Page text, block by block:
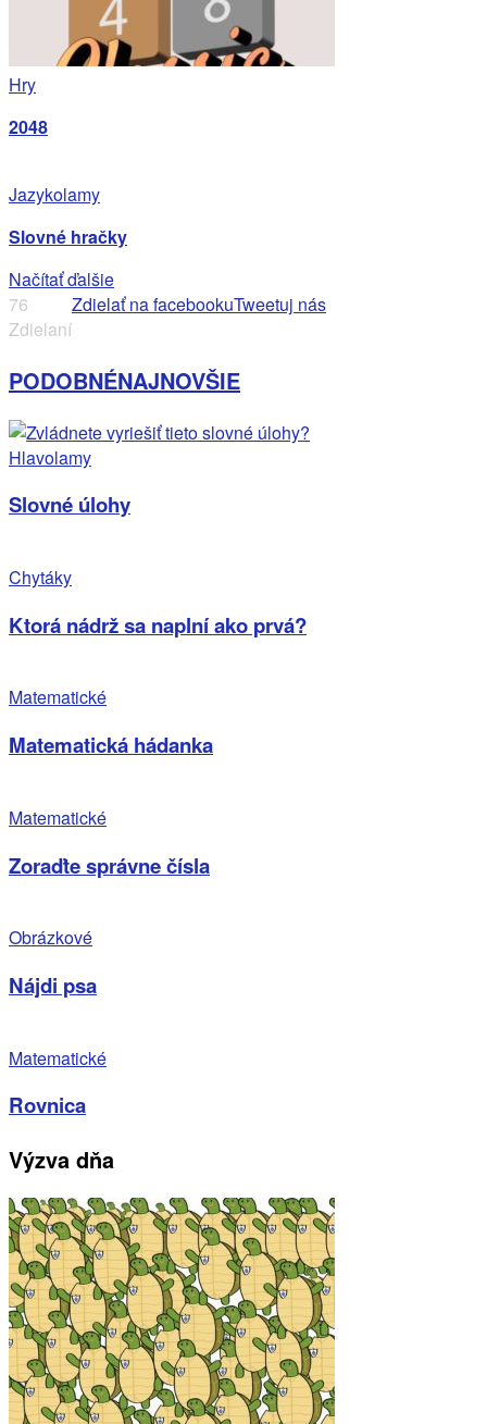
Hry
2048
Jazykolamy
Slovné hračky
Načítať ďalšie
76
Zdielaní
Zdielať na facebookuTweetuj nás
PODOBNÉNAJNOVŠIE
Hlavolamy
Slovné úlohy
Chytáky
Ktorá nádrž sa naplní ako prvá?
Matematické
Matematická hádanka
Matematické
Zoraďte správne čísla
Obrázkové
Nájdi psa
Matematické
Rovnica
Výzva dňa